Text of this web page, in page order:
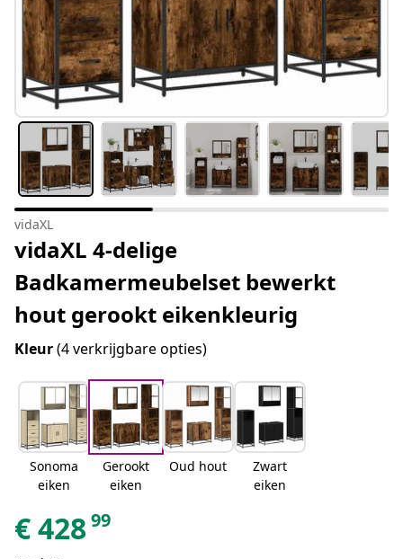
vidaXL
vidaXL 4-delige
Badkamermeubelset bewerkt
hout gerookt eikenkleurig
Kleur(4 verkrijgbare opties)
Sonoma
eiken
Gerookt
eiken
Oud hout
Zwart
eiken
€42899